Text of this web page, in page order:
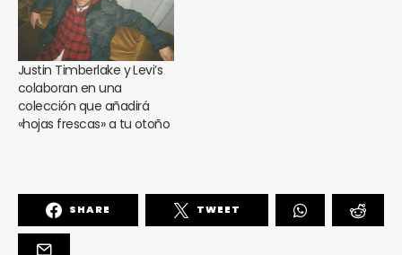
Justin Timberlake y Levi’s
colaboran en una
colección que añadirá
«hojas frescas» a tu otoño
SHARE TWEET